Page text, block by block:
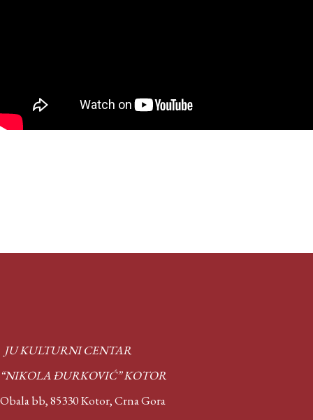
JU KULTURNI CENTAR
“NIKOLA ĐURKOVIĆ” KOTOR
Obala bb, 85330 Kotor,Crna Gora